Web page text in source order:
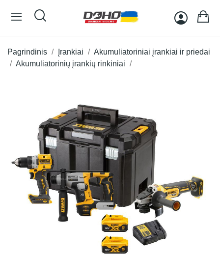
Pagrindinis Įrankiai
Akumuliatoriniai įrankiai ir priedai
Akumuliatorinių įrankių rinkiniai